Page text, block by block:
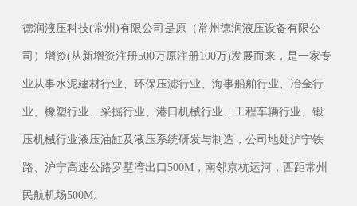
德润液压科技(常州)有限公司是原（常州德润液压设备有限公
司）增资(从新增资注册500万原注册100万)发展而来，是一家专
业从事水泥建材行业、环保压滤行业、海事船舶行业、冶金行
业、橡塑行业、采掘行业、港口机械行业、工程车辆行业、锻
压机械行业液压油缸及液压系统研发与制造，公司地处沪宁铁
路、沪宁高速公路罗墅湾出口500M，南邻京杭运河，西距常州
民航机场500M。